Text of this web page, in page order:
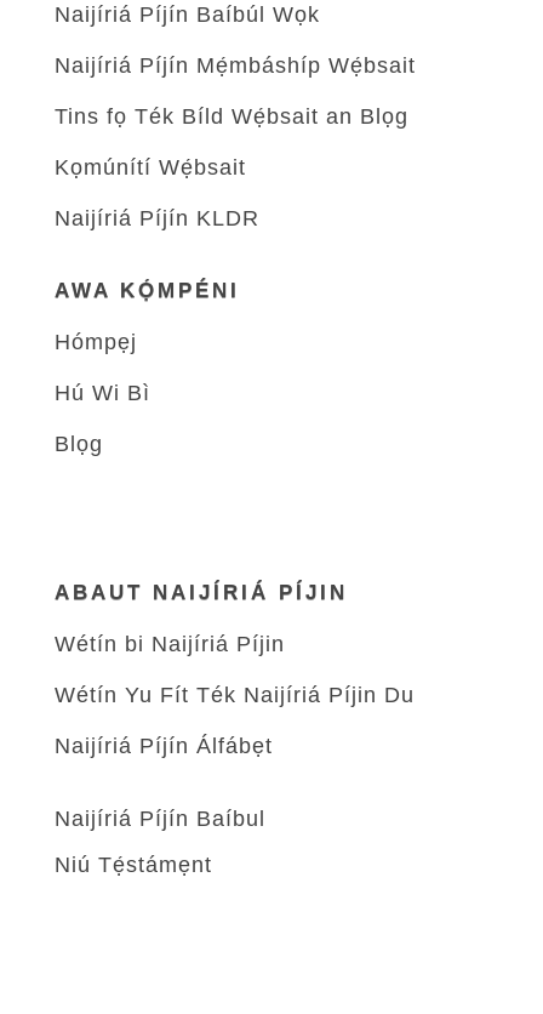
Naijíriá Píjín Baíbúl Wọk
Naijíriá Píjín Mẹ́mbáshíp Wẹ́bsait
Tins fọ Ték Bíld Wẹ́bsait an Blọg
Kọmúnítí Wẹ́bsait
Naijíriá Píjín KLDR
AWA KỌ́MPÉNI
Hómpẹj
Hú Wi Bì
Blọg
ABAUT NAIJÍRIÁ PÍJIN
Wétín bi Naijíriá Píjin
Wétín Yu Fít Ték Naijíriá Píjin Du
Naijíriá Píjín Álfábẹt
Naijíriá Píjín Baíbul
Niú Tẹ́stámẹnt